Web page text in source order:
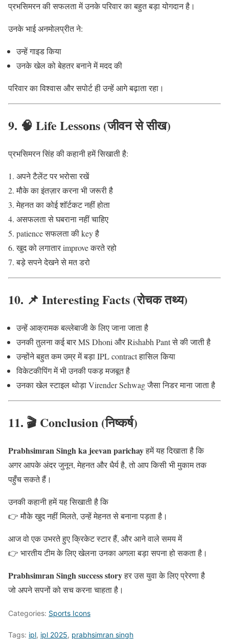
प्रभसिमरन की सफलता में उनके परिवार का बहुत बड़ा योगदान है।
उनके भाई अनमोलप्रीत ने:
उन्हें गाइड किया
उनके खेल को बेहतर बनाने में मदद की
परिवार का विश्वास और सपोर्ट ही उन्हें आगे बढ़ाता रहा।
9. 🧠 Life Lessons (जीवन से सीख)
प्रभसिमरन सिंह की कहानी हमें सिखाती है:
अपने टैलेंट पर भरोसा रखें
मौके का इंतज़ार करना भी जरूरी है
मेहनत का कोई शॉर्टकट नहीं होता
असफलता से घबराना नहीं चाहिए
patience सफलता की key है
खुद को लगातार improve करते रहो
बड़े सपने देखने से मत डरो
10. 📌 Interesting Facts (रोचक तथ्य)
उन्हें आक्रामक बल्लेबाजी के लिए जाना जाता है
उनकी तुलना कई बारMS Dhoni औरRishabh Pantसे की जाती है
उन्होंने बहुत कम उम्र में बड़ा IPL contract हासिल किया
विकेटकीपिंग में भी उनकी पकड़ मजबूत है
उनका खेल स्टाइल थोड़ाVirender Sehwagजैसा निडर माना जाता है
11. 🎬 Conclusion (निष्कर्ष)
Prabhsimran Singh ka jeevan parichayहमें यह दिखाता है कि
अगर आपके अंदर जुनून, मेहनत और धैर्य है, तो आप किसी भी मुकाम तक
पहुँच सकते हैं।
उनकी कहानी हमें यह सिखाती है कि
👉 मौके खुद नहीं मिलते, उन्हें मेहनत से बनाना पड़ता है।
आज वो एक उभरते हुए क्रिकेट स्टार हैं, और आने वाले समय में
👉 भारतीय टीम के लिए खेलना उनका अगला बड़ा सपना हो सकता है।
Prabhsimran Singh success storyहर उस युवा के लिए प्रेरणा है
जो अपने सपनों को सच करना चाहता है।
Categories: Sports Icons
Tags: ipl, ipl 2025, prabhsimran singh